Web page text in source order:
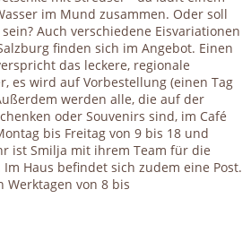
im Mund zusammen. Oder soll
Auch verschiedene Eisvariationen
finden sich im Angebot. Einen
das leckere, regionale
es wird auf Vorbestellung (einen Tag
werden alle, die auf der
oder Souvenirs sind, im Café
bis Freitag von 9 bis 18 und
ist Smilja mit ihrem Team für die
Haus befindet sich zudem eine Post.
Werktagen von 8 bis